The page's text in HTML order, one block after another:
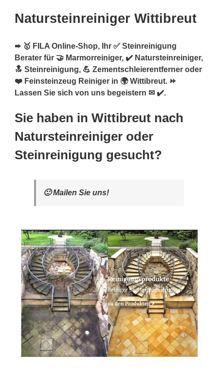
Natursteinreiniger Wittibreut
➨ 🥇 FILA Online-Shop, Ihr ✅ Steinreinigung
Berater für 🤝 Marmorreiniger, ✔️ Natursteinreiniger,
🔝 Steinreinigung, 💪 Zementschleierentferner oder
❤️ Feinsteinzeug Reiniger in 🌍 Wittibreut. ⏩
Lassen Sie sich von uns begeistern ✉ ✔️.
Sie haben in Wittibreut nach
Natursteinreiniger oder
Steinreinigung gesucht?
🙂 Mailen Sie uns!